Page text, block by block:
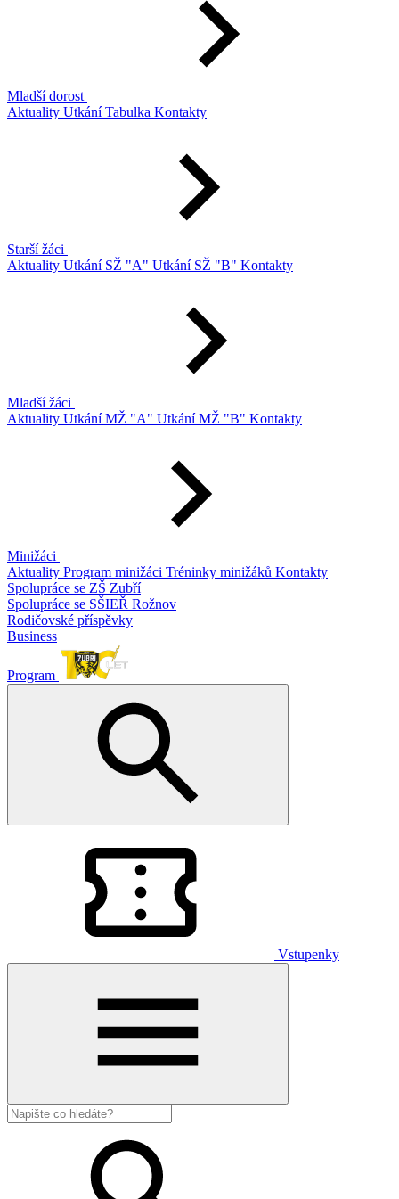
Mladší dorost
Aktuality UtkáníTabulka Kontakty
Starší žáci
Aktuality Utkání SŽ "A" Utkání SŽ "B" Kontakty
Mladší žáci
Aktuality Utkání MŽ "A" Utkání MŽ "B" Kontakty
Minižáci
Aktuality Program minižáci Tréninky minižáků Kontakty
Spolupráce se ZŠ Zubří
Spolupráce se SŠIEŘ Rožnov
Rodičovské příspěvky
Business
Program
Vstupenky